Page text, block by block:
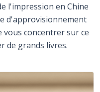
l'impression en Chine
d'approvisionnement
concentrer sur ce
de grands livres.